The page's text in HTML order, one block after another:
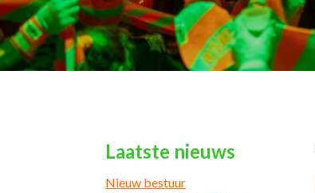
Laatste nieuws
Nieuw bestuur